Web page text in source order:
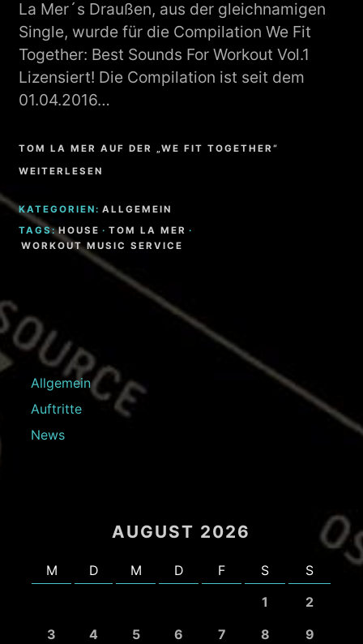
La Mer´s Draußen, aus der gleichnamigen
Single, wurde für die Compilation We Fit
Together: Best Sounds For Workout Vol.1
Lizensiert! Die Compilation ist seit dem
01.04.2016…
TOM LA MER AUF DER „WE FIT TOGETHER“
WEITERLESEN
KATEGORIEN: ALLGEMEIN
TAGS: HOUSE · TOM LA MER ·
WORKOUT MUSIC SERVICE
Allgemein
Auftritte
News
AUGUST 2026
M D M D F S
S
1
2
3
4 5 6 7 8
9